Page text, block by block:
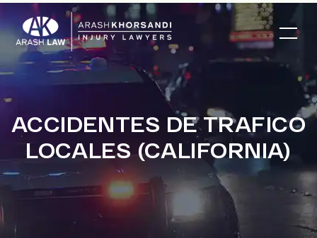
ACCIDENTES DE TRAFICO
LOCALES (CALIFORNIA)